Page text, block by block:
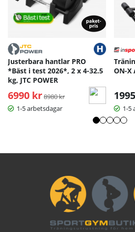
Justerbara hantlar PRO
*Bäst i test 2026*, 2 x 4-32.5
kg, JTC POWER
6990 kr Ordinarie pris:
8980 kr
1-5 arbetsdagar
ON-X
1-5